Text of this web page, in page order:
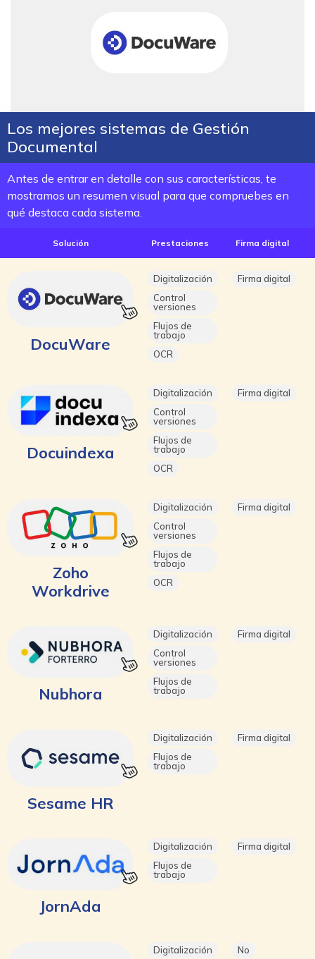
Los mejores sistemas de Gestión
Documental
Antes de entrar en detalle con sus características, te
mostramos un resumen visual para que compruebes en
qué destaca cada sistema.
Solución Prestaciones Firma digital
DocuWare
Digitalización
Control
versiones
Flujos de
trabajo
OCR
Firma digital
Docuindexa
Digitalización
Control
versiones
Flujos de
trabajo
OCR
Firma digital
Zoho
Workdrive
Digitalización
Control
versiones
Flujos de
trabajo
OCR
Firma digital
Nubhora
Digitalización
Control
versiones
Flujos de
trabajo
Firma digital
Sesame HR
Digitalización
Flujos de
trabajo
Firma digital
JornAda
Digitalización
Flujos de
trabajo
Firma digital
Digitalización
No